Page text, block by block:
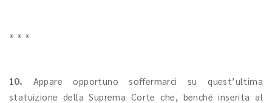
* * *
10. Appare opportuno soffermarci su quest’ultima
statuizione della Suprema Corte che, benché inserita al